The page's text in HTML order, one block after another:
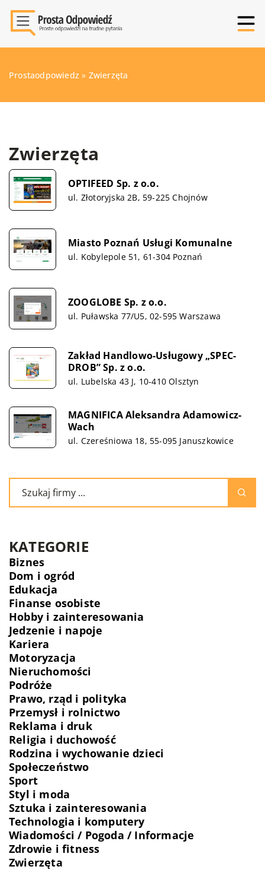
Prostaodpowiedz » Zwierzęta
Zwierzęta
OPTIFEED Sp. z o.o.
ul. Złotoryjska 2B, 59-225 Chojnów
Miasto Poznań Usługi Komunalne
ul. Kobylepole 51, 61-304 Poznań
ZOOGLOBE Sp. z o.o.
ul. Puławska 77/U5, 02-595 Warszawa
Zakład Handlowo-Usługowy „SPEC-
DROB” Sp. z o.o.
ul. Lubelska 43 J, 10-410 Olsztyn
MAGNIFICA Aleksandra Adamowicz-
Wach
ul. Czereśniowa 18, 55-095 Januszkowice
KATEGORIE
Biznes
Dom i ogród
Edukacja
Finanse osobiste
Hobby i zainteresowania
Jedzenie i napoje
Kariera
Motoryzacja
Nieruchomości
Podróże
Prawo, rząd i polityka
Przemysł i rolnictwo
Reklama i druk
Religia i duchowość
Rodzina i wychowanie dzieci
Społeczeństwo
Sport
Styl i moda
Sztuka i zainteresowania
Technologia i komputery
Wiadomości / Pogoda / Informacje
Zdrowie i fitness
Zwierzęta